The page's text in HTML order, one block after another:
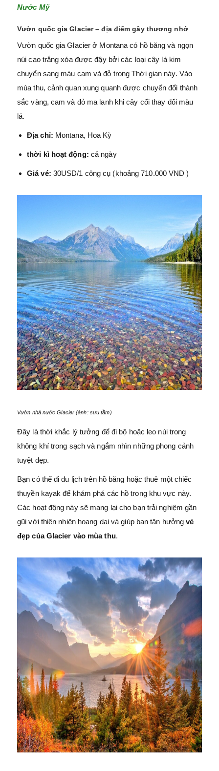
Nước Mỹ
Vườn quốc gia Glacier – địa điểm gây thương nhớ
Vườn quốc gia Glacier ở Montana có hồ băng và ngọn
núi cao trắng xóa được đậy bởi các loại cây lá kim
chuyển sang màu cam và đỏ trong Thời gian này. Vào
mùa thu, cảnh quan xung quanh được chuyển đổi thành
sắc vàng, cam và đỏ ma lanh khi cây cối thay đổi màu
lá.
Địa chỉ: Montana, Hoa Kỳ
thời kì hoạt động: cả ngày
Giá vé: 30USD/1 công cụ (khoảng 710.000 VND )
Vườn nhà nước Glacier (ảnh: sưu tầm)
Đây là thời khắc lý tưởng để đi bộ hoặc leo núi trong
không khí trong sạch và ngắm nhìn những phong cảnh
tuyệt đẹp.
Bạn có thể đi du lịch trên hồ băng hoặc thuê một chiếc
thuyền kayak để khám phá các hồ trong khu vực này.
Các hoạt động này sẽ mang lại cho bạn trải nghiệm gần
gũi với thiên nhiên hoang dại và giúp bạn tận hưởng vẻ
đẹp của Glacier vào mùa thu.